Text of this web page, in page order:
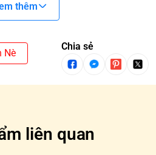
sẽ không trùng nhau. Trong
mẫu hiếm gặp và thường
thêm
Nè
Chia sẻ
liên quan